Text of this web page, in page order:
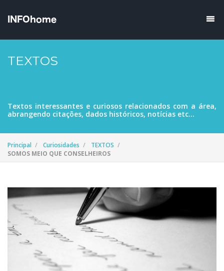
TEXTOS
Textos interessantes e curiosos relacionados com a área,
abrangendo citações, dados históricos, notícias etc...
Principal Curiosidades
TEXTOS
SOMOS MEIO QUE CONSELHEIROS